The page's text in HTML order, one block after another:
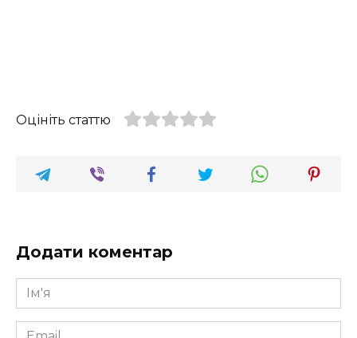
Оцініть статтю
Додати коментар
Ім'я
*
Email